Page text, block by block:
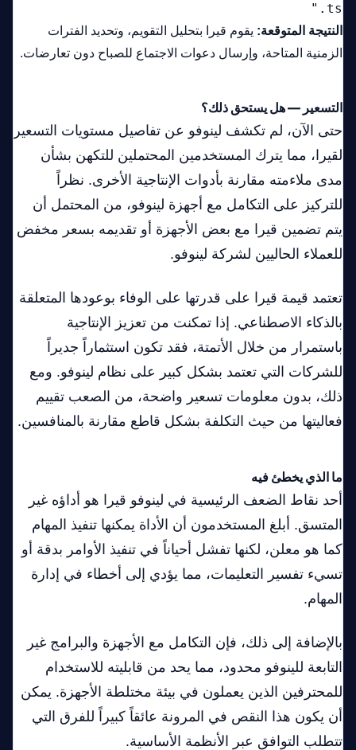
ts."
النتيجة المتوقعة: يقوم قيرا بتحليل التقويم، وتحديد الفترات
الزمنية المتاحة، وإرسال دعوات الاجتماع للصباح دون تعارضات.
التسعير — هل يستحق ذلك؟
حتى الآن، لم تكشف لينوفو عن تفاصيل مستويات التسعير
لقيرا، مما يترك المستخدمين المحتملين للتكهن بشأن
مدى ملاءمته مقارنة بأدوات الإنتاجية الأخرى. نظراً
للتركيز على التكامل مع أجهزة لينوفو، من المحتمل أن
يتم تضمين قيرا مع بعض الأجهزة أو تقديمه بسعر مخفض
للعملاء الحاليين لشركة لينوفو.
تعتمد قيمة قيرا على قدرتها على الوفاء بوعودها المتعلقة
بالذكاء الاصطناعي. إذا تمكنت من تعزيز الإنتاجية
باستمرار من خلال الأتمتة، فقد تكون استثماراً جديراً
للشركات التي تعتمد بشكل كبير على نظام لينوفو. ومع
ذلك، بدون معلومات تسعير واضحة، من الصعب تقييم
فعاليتها من حيث التكلفة بشكل قاطع مقارنة بالمنافسين.
ما الذي يخطئ فيه
أحد نقاط الضعف الرئيسية في لينوفو قيرا هو أداؤه غير
المتسق. أبلغ المستخدمون أن الأداة يمكنها تنفيذ المهام
كما هو معلن، لكنها تفشل أحياناً في تنفيذ الأوامر بدقة أو
تسيء تفسير التعليمات، مما يؤدي إلى أخطاء في إدارة
المهام.
بالإضافة إلى ذلك، فإن التكامل مع الأجهزة والبرامج غير
التابعة للينوفو محدود، مما يحد من قابليته للاستخدام
للمحترفين الذين يعملون في بيئة مختلطة الأجهزة. يمكن
أن يكون هذا النقص في المرونة عائقاً كبيراً للفرق التي
تتطلب التوافق عبر الأنظمة الأساسية.